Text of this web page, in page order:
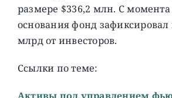
размере $336,2 млн. С момента
основания фонд зафиксировал
млрд от инвесторов.
Ссылки по теме: